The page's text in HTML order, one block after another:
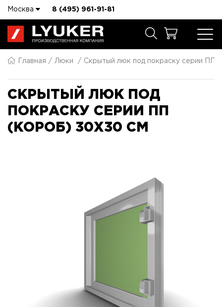
Москва 8 (495) 961-91-81
Главная Люки Скрытый люк под покраску серии ПП
СКРЫТЫЙ ЛЮК ПОД
ПОКРАСКУ СЕРИИ ПП
(КОРОБ) 30X30 СМ